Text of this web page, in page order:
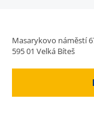
Masarykovo náměstí
595 01 Velká Bíteš